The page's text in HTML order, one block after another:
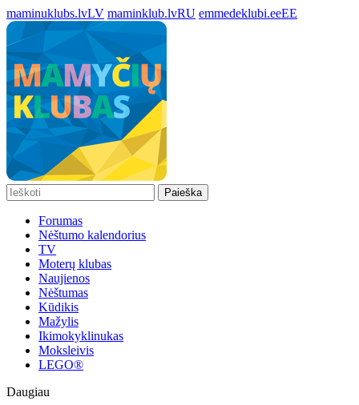
maminuklubs.lvLV maminklub.lvRU emmedeklubi.eeEE
Paieška
Forumas
Nėštumo kalendorius
TV
Moterų klubas
Naujienos
Nėštumas
Kūdikis
Mažylis
Ikimokyklinukas
Moksleivis
LEGO®
Daugiau